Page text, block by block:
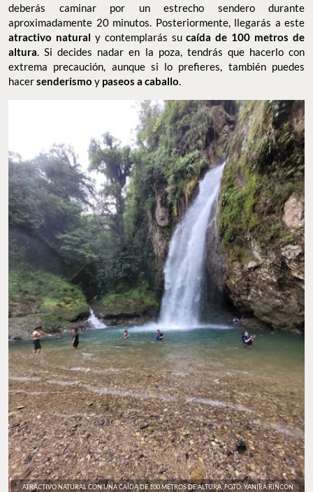
deberás caminar por un estrecho sendero durante
aproximadamente 20 minutos. Posteriormente, llegarás a este
atractivo natural y contemplarás sucaída de 100 metros de
altura. Si decides nadar en la poza, tendrás que hacerlo con
extrema precaución, aunque si lo prefieres, también puedes
hacersenderismo y paseos a caballo.
ATRACTIVO NATURAL CON UNA CAÍDA DE 100 METROS DE ALTURA. FOTO: YANIRA RINCÓN